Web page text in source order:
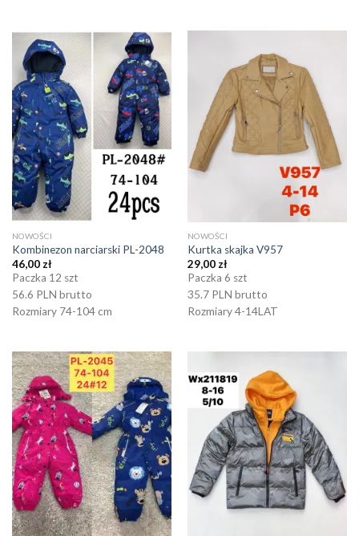
NOWOŚCI
Kombinezon narciarski PL-2048
46,00zł
Paczka 12 szt
56.6 PLN brutto
Rozmiary 74-104 cm
NOWOŚCI
Kurtka skajka V957
29,00zł
Paczka 6 szt
35.7 PLN brutto
Rozmiary 4-14LAT